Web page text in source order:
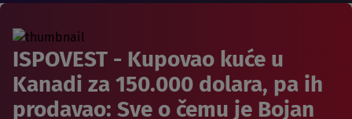
ISPOVEST - Kupovao kuće u
Kanadi za 150.000 dolara, pa ih
prodavao: Sve o čemu je Bojan